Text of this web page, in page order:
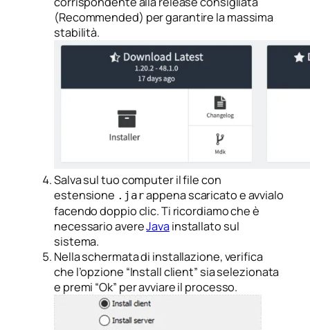
(Recommended) per garantire la massima
stabilità.
Salva sul tuo computer il file con
estensione .jarappena scaricato e avvialo
facendo doppio clic. Ti ricordiamo che è
necessario avereJavainstallato sul
sistema.
Nella schermata di installazione, verifica
che l’opzione “Install client” sia selezionata
e premi “Ok” per avviare il processo.